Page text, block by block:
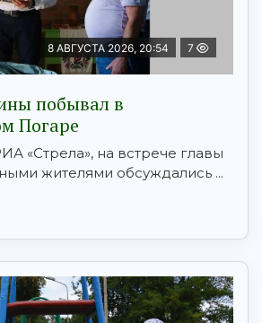
8 АВГУСТА 2026, 20:54 7
побывал в
Погаре
«Стрела», на встрече главы
жителями обсуждались ...